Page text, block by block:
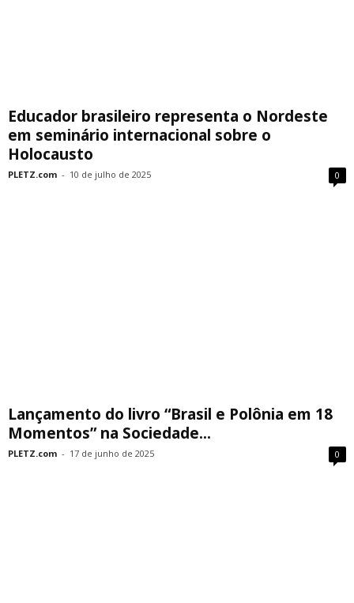
Educador brasileiro representa o Nordeste
em seminário internacional sobre o
Holocausto
PLETZ.com - 10 de julho de 2025 0
Lançamento do livro “Brasil e Polônia em 18
Momentos” na Sociedade...
PLETZ.com - 17 de junho de 2025 0